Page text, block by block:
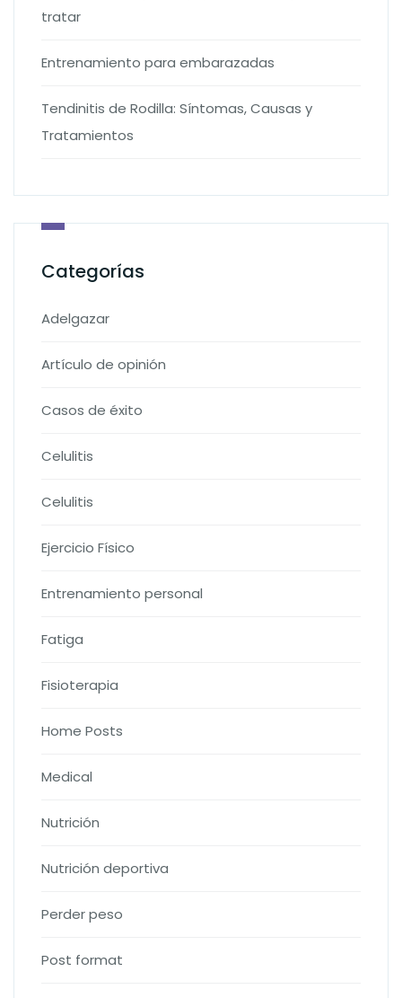
tratar
Entrenamiento para embarazadas
Tendinitis de Rodilla: Síntomas, Causas y
Tratamientos
Categorías
Adelgazar
Artículo de opinión
Casos de éxito
Celulitis
Celulitis
Ejercicio Físico
Entrenamiento personal
Fatiga
Fisioterapia
Home Posts
Medical
Nutrición
Nutrición deportiva
Perder peso
Post format